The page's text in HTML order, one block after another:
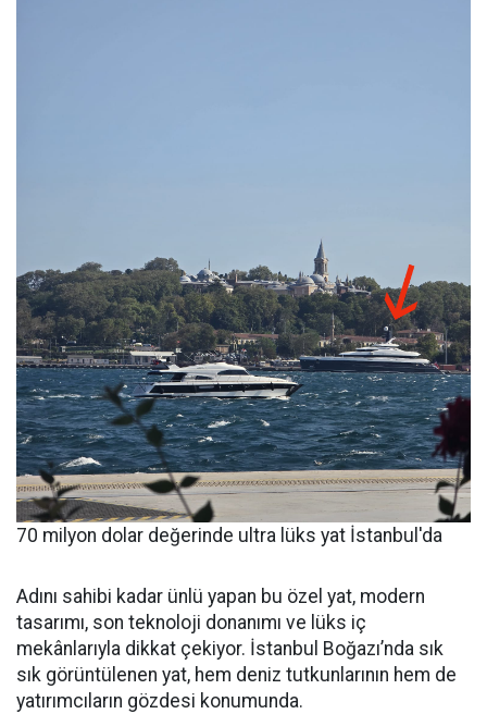
70 milyon dolar değerinde ultra lüks yat İstanbul'da
Adını sahibi kadar ünlü yapan bu özel yat, modern
tasarımı, son teknoloji donanımı ve lüks iç
mekânlarıyla dikkat çekiyor. İstanbul Boğazı’nda sık
sık görüntülenen yat, hem deniz tutkunlarının hem de
yatırımcıların gözdesi konumunda.